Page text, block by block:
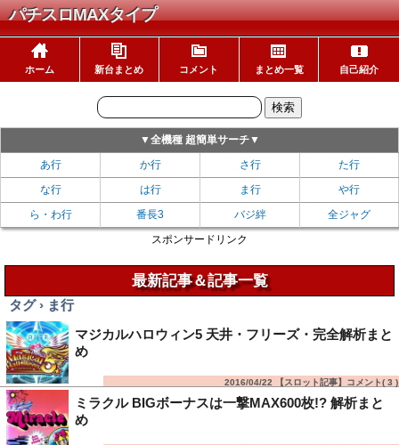
パチスロMAXタイプ
ホーム 新台まとめ コメント まとめ一覧 自己紹介
▼全機種 超簡単サーチ▼
あ行
か行 さ行
た行
な行
は行 ま行
や行
ら・わ行
番長3 バジ絆
全ジャグ
スポンサードリンク
最新記事＆記事一覧
タグ › ま行
マジカルハロウィン5 天井・フリーズ・完全解析まと
め
2016/04/22 【スロット記事】コメント( 3 )
ミラクル BIGボーナスは一撃MAX600枚!? 解析まと
め